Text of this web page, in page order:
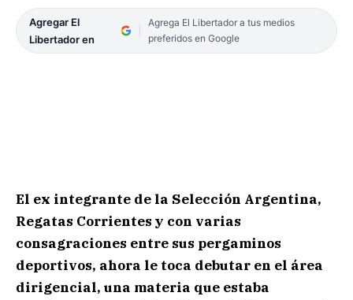
Agregar El
Libertador en
Agrega El Libertador a tus medios
preferidos en Google
El ex integrante de la Selección Argentina,
Regatas Corrientes y con varias
consagraciones entre sus pergaminos
deportivos, ahora le toca debutar en el área
dirigencial, una materia que estaba